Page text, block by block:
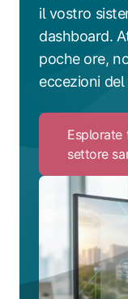
il vostro
dashboard.
poche ore,
eccezioni
Esplorate
settore